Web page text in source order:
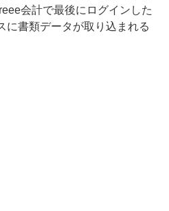
会計で最後にログインした
に書類データが取り込まれる